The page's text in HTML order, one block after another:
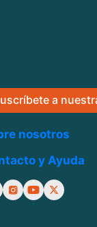
a
nosotros
y Ayuda